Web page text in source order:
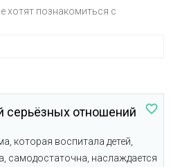
хотят познакомиться с
серьёзных отношений
которая воспитала детей,
самодостаточна, наслаждается